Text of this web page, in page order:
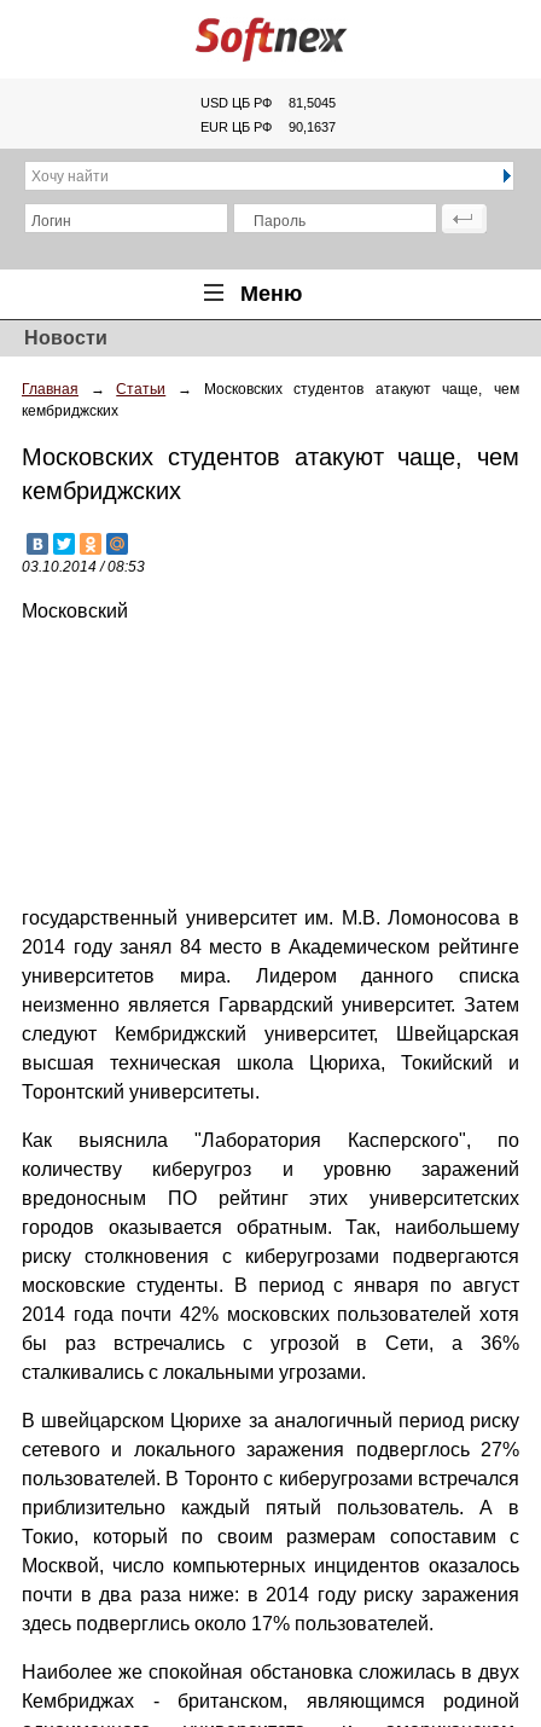
USD ЦБ РФ
81,5045
EUR ЦБ РФ
90,1637
Хочу найти
Логин Пароль
Меню
Главная
Обзоры
Новинки
Новости
Главная →Статьи →
Московских студентов атакуют чаще, чем
кембриджских
Московских студентов атакуют чаще, чем
кембриджских
03.10.2014 / 08:53
Московский
государственный университет им. М.В. Ломоносова в
2014 году занял 84 место в Академическом рейтинге
университетов мира. Лидером данного списка
неизменно является Гарвардский университет. Затем
следуют Кембриджский университет, Швейцарская
высшая техническая школа Цюриха, Токийский и
Торонтский университеты.
Как выяснила "Лаборатория Касперского", по
количеству киберугроз и уровню заражений
вредоносным ПО рейтинг этих университетских
городов оказывается обратным. Так, наибольшему
риску столкновения с киберугрозами подвергаются
московские студенты. В период с января по август
2014 года почти 42% московских пользователей хотя
бы раз встречались с угрозой в Сети, а 36%
сталкивались с локальными угрозами.
В швейцарском Цюрихе за аналогичный период риску
сетевого и локального заражения подверглось 27%
пользователей. В Торонто с киберугрозами встречался
приблизительно каждый пятый пользователь. А в
Токио, который по своим размерам сопоставим с
Москвой, число компьютерных инцидентов оказалось
почти в два раза ниже: в 2014 году риску заражения
здесь подверглись около 17% пользователей.
Наиболее же спокойная обстановка сложилась в двух
Кембриджах - британском, являющимся родиной